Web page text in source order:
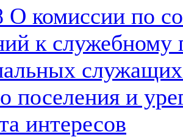
комиссии по
к служебному
служащих
поселения и
интересов